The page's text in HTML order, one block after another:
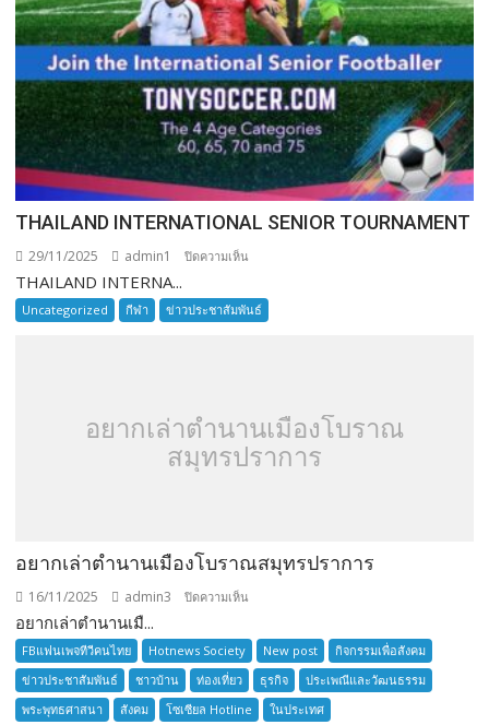
THAILAND INTERNATIONAL SENIOR TOURNAMENT
29/11/2025 admin1 ปิดความเห็น
INTERNATIONAL
SENIOR
THAILAND INTERNA...
Uncategorized กีฬา ข่าวประชาสัมพันธ์
อยากเล่าตำนานเมืองโบราณ
สมุทรปราการ
อยากเล่าตำนานเมืองโบราณสมุทรปราการ
16/11/2025 admin3 ปิดความเห็น
เล่า
ตำนาน
เมือง
โบราณ
อยากเล่าตำนานเมื...
FBแฟนเพจทีวีคนไทย Hotnews Society New post
กิจกรรมเพื่อสังคม
ข่าวประชาสัมพันธ์
ชาวบ้าน ท่องเที่ยว ธุรกิจ
ประเพณีและวัฒนธรรม
พระพุทธศาสนา
สังคม โซเซียล Hotline ในประเทศ